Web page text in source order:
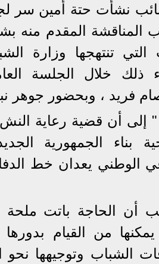
نشأت حتة أمين سر
المناقشة المقدم منه
التي تنتهجها وزارة
ذلك خلال الجلسة
فريد ، وبحضور جوهر
إلى أن قضية رعاية
بناء الجمهورية
الوطني يعدان خط
أن الحاجة باتت ملحة
يمكنها من القيام
الشباب وتوجيهها نحو